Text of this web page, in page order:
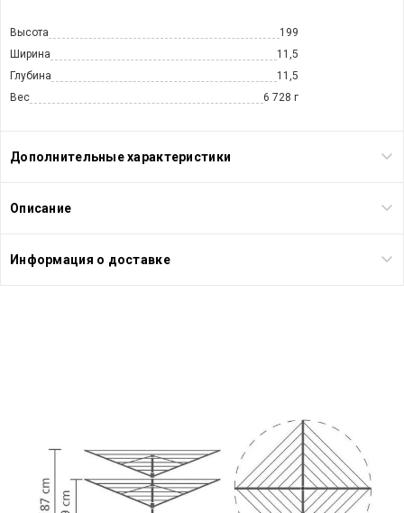
Высота
199
Ширина
11,5
Глубина
11,5
Вес
6 728 г
Дополнительные характеристики
Описание
Информация о доставке